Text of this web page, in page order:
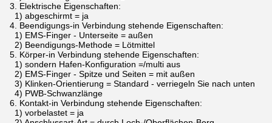
3. Elektrische Eigenschaften:
1) abgeschirmt = ja
4. Beendigungs-in Verbindung stehende Eigenschaften:
1) EMS-Finger - Unterseite = außen
2) Beendigungs-Methode = Lötmittel
5. Körper-in Verbindung stehende Eigenschaften:
1) sondern Hafen-Konfiguration =/multi aus
2) EMS-Finger - Spitze und Seiten = mit außen
3) Klinken-Orientierung = Standard - verriegeln Sie nach unten
4) PWB-Schwanzlänge
6. Kontakt-in Verbindung stehende Eigenschaften:
1) vorbelastet = ja